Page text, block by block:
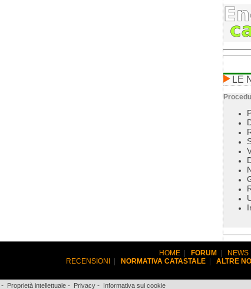
LE
HOME FORUM NEWS
RECENSIONI
NORMATIVA CATASTALE ALTRE
- Proprietà intellettuale - Privacy - Informativa sui cookie